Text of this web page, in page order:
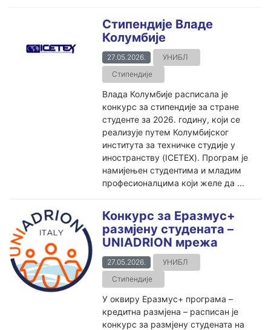
Стипендије Владе
Колумбије
27.05.2026.
УНИБЛ
Стипендије
Влада Колумбије расписала је
конкурс за стипендије за стране
студенте за 2026. годину, који се
реализује путем Колумбијског
института за техничке студије у
иностранству (ICETEX). Програм је
намијењен студентима и младим
професионалцима који желе да ...
Конкурс за Еразмус+
размјену студената –
UNIADRION мрежа
27.05.2026.
УНИБЛ
Стипендије
У оквиру Еразмус+ програма –
кредитна размјена – расписан је
конкурс за размјену студената на